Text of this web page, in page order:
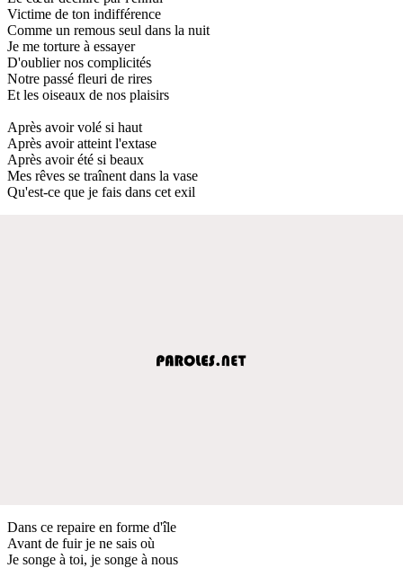
Victime de ton indifférence
Comme un remous seul dans la nuit
Je me torture à essayer
D'oublier nos complicités
Notre passé fleuri de rires
Et les oiseaux de nos plaisirs
Après avoir volé si haut
Après avoir atteint l'extase
Après avoir été si beaux
Mes rêves se traînent dans la vase
Qu'est-ce que je fais dans cet exil
Dans ce repaire en forme d'île
Avant de fuir je ne sais où
Je songe à toi, je songe à nous